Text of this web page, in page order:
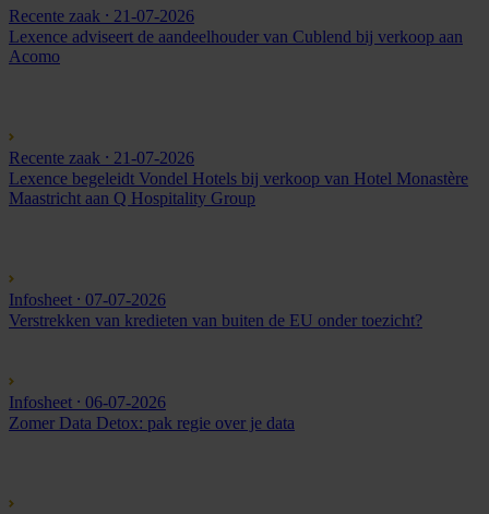
Recente zaak ⸱ 21-07-2026
Lexence adviseert de aandeelhouder van Cublend bij verkoop aan
Acomo
Recente zaak ⸱ 21-07-2026
Lexence begeleidt Vondel Hotels bij verkoop van Hotel Monastère
Maastricht aan Q Hospitality Group
Infosheet ⸱ 07-07-2026
Verstrekken van kredieten van buiten de EU onder toezicht?
Infosheet ⸱ 06-07-2026
Zomer Data Detox: pak regie over je data